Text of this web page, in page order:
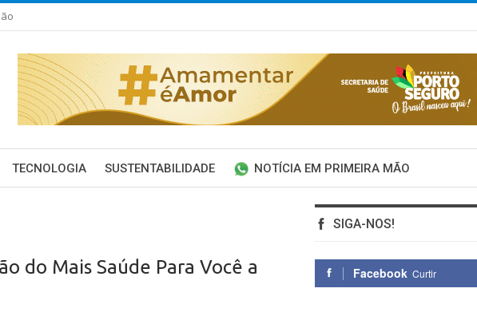
TECNOLOGIA SUSTENTABILIDADE NOTÍCIA EM PRIMEIRA MÃO
do Mais Saúde Para Você a
SIGA-NOS!
Facebook Curtir